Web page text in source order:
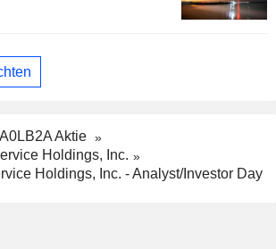
A0LB2A Aktie
Holdings, Inc.
Holdings, Inc. - Analyst/Investor Day